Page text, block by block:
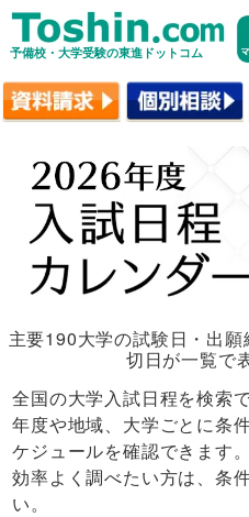
予備校・大学受験の東進ドットコム
主要190大学の試験日・出
切日が一覧で
全国の大学入試日程を検索
年度や地域、大学ごとに条
ケジュールを確認できます
効率よく調べたい方は、条
い。